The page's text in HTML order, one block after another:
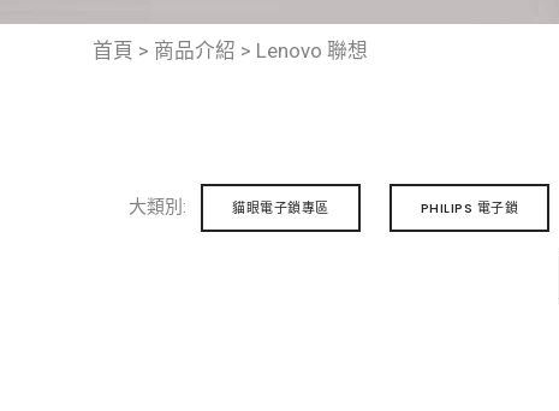
首頁 > 商品介紹 > Lenovo 聯想
大類別: 貓眼電子鎖專區 PHILIPS 電子鎖